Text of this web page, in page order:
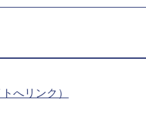
へリンク）